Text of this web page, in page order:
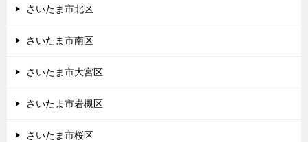
さいたま市北区
さいたま市南区
さいたま市大宮区
さいたま市岩槻区
さいたま市桜区